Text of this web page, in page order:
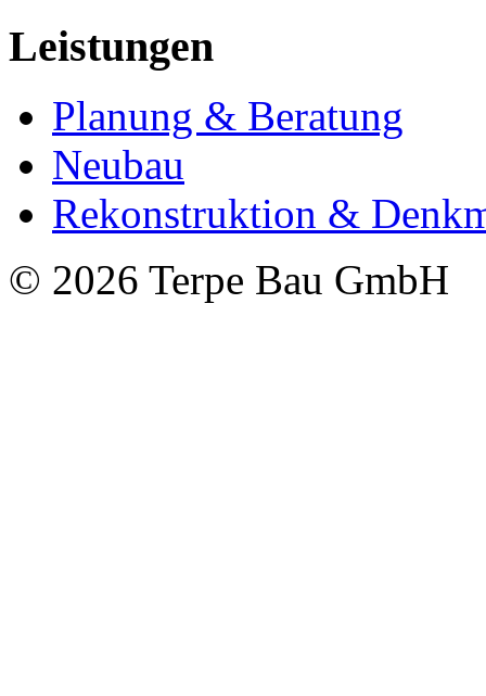
Leistungen
Planung & Beratung
Neubau
Rekonstruktion &
© 2026 Terpe Bau GmbH